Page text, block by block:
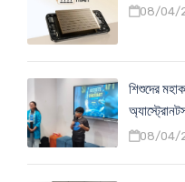
08/04/
শিশুদের
08/04/